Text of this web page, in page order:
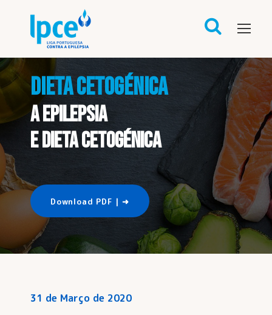
DIETA CETOGÉNICA
A epilepsia
e dieta cetogénica
Download PDF | ➜
31 de Março de 2020